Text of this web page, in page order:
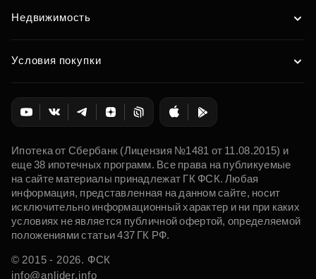
Недвижимость
Условия покупки
Ипотека от Сбербанк (Лицензия №1481 от 11.08.2015) и
еще 38 ипотечных программ. Все права на публикуемые
на сайте материалы принадлежат ГК ФСК. Любая
информация, представленная на данном сайте, носит
исключительно информационный характер и ни при каких
условиях не является публичной офертой, определяемой
положениями статьи 437 ГК РФ.
© 2015 - 2026. ФСК
info@anlider.info